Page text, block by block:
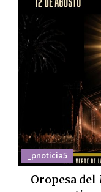
_pnoticia5
Oropesa